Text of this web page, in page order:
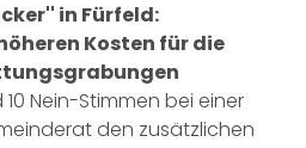
in Fürfeld:
Kosten für die
Nein-Stimmen bei einer
den zusätzlichen